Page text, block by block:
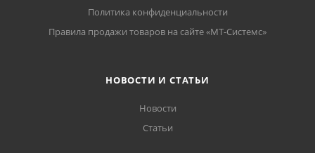
Политика конфиденциальности
Правила продажи товаров на сайте «МТ-Системс»
НОВОСТИ И СТАТЬИ
Новости
Статьи